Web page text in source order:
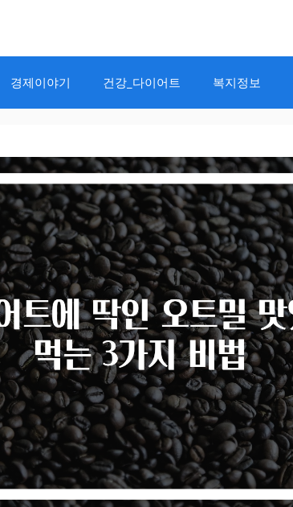
경제이야기 건강_다이어트 복지정보